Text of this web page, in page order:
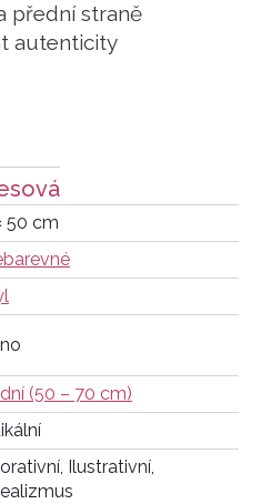
přední straně
autenticity
50 cm
(50 – 70 cm)
Ilustrativní,